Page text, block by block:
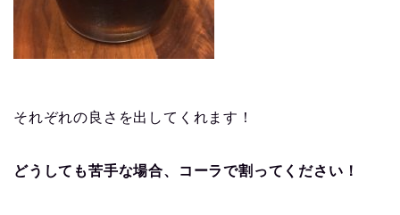
それぞれの良さを出してくれます！
どうしても苦手な場合、コーラで割ってください！